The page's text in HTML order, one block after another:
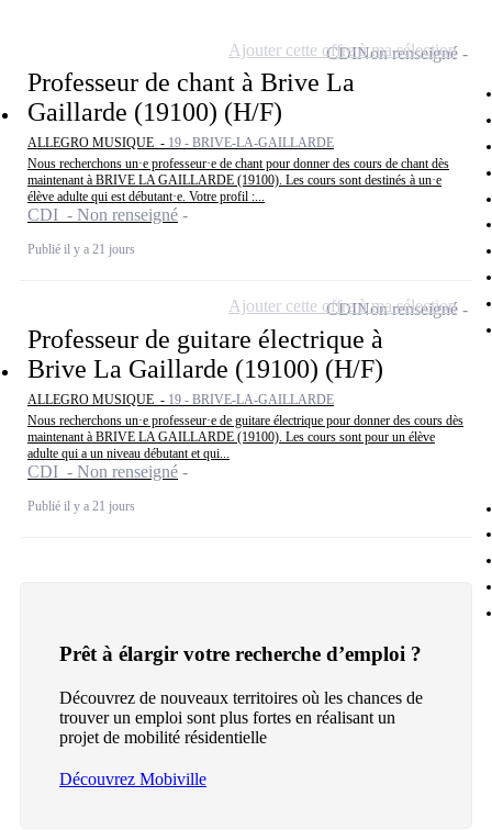
Professeur de chant à Brive La
Gaillarde (19100) (H/F)
ALLEGRO MUSIQUE - 19 - BRIVE-LA-GAILLARDE
Nous recherchons un·e professeur·e de chant pour donner des cours de chant dès
maintenant à BRIVE LA GAILLARDE (19100). Les cours sont destinés à un·e
élève adulte qui est débutant·e. Votre profil :...
CDI - Non renseigné
Publié il y a 21 jours
CDINon renseigné
Ajouter cette offre à ma sélection
Professeur de guitare électrique à
Brive La Gaillarde (19100) (H/F)
ALLEGRO MUSIQUE - 19 - BRIVE-LA-GAILLARDE
Nous recherchons un·e professeur·e de guitare électrique pour donner des cours dès
maintenant à BRIVE LA GAILLARDE (19100). Les cours sont pour un élève
adulte qui a un niveau débutant et qui...
CDI - Non renseigné
Publié il y a 21 jours
CDINon renseigné
Ajouter cette offre à ma sélection
Prêt à élargir votre recherche d’emploi ?
Découvrez de nouveaux territoires où les chances de
trouver un emploi sont plus fortes en réalisant un
projet de mobilité résidentielle
Découvrez Mobiville